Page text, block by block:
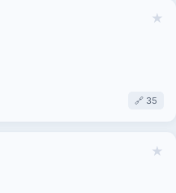
★
🔗 35
★